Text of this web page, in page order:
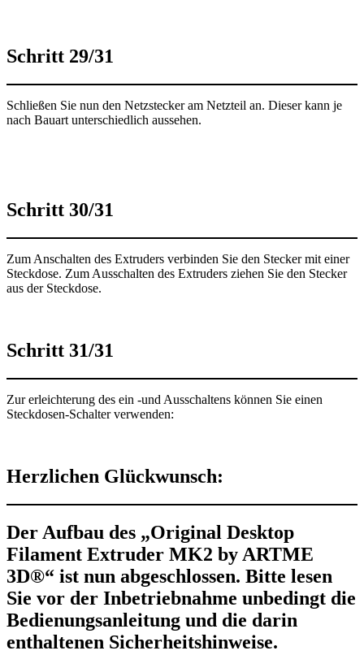
Schritt 29/31
Schließen Sie nun den Netzstecker am Netzteil an. Dieser kann je
nach Bauart unterschiedlich aussehen.
Schritt 30/31
Zum Anschalten des Extruders verbinden Sie den Stecker mit einer
Steckdose. Zum Ausschalten des Extruders ziehen Sie den Stecker
aus der Steckdose.
Schritt 31/31
Zur erleichterung des ein -und Ausschaltens können Sie einen
Steckdosen-Schalter verwenden:
Herzlichen Glückwunsch:
Der Aufbau des „Original Desktop
Filament Extruder MK2 by ARTME
3D®“ ist nun abgeschlossen. Bitte lesen
Sie vor der Inbetriebnahme unbedingt die
Bedienungsanleitung und die darin
enthaltenen Sicherheitshinweise.